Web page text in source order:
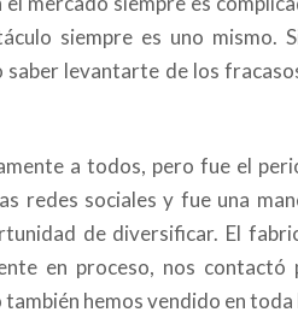
siempre es uno mismo.
levantarte de los
a todos, pero fue el
redes sociales y fue una
de diversificar. El
en proceso, nos
hemos vendido en toda